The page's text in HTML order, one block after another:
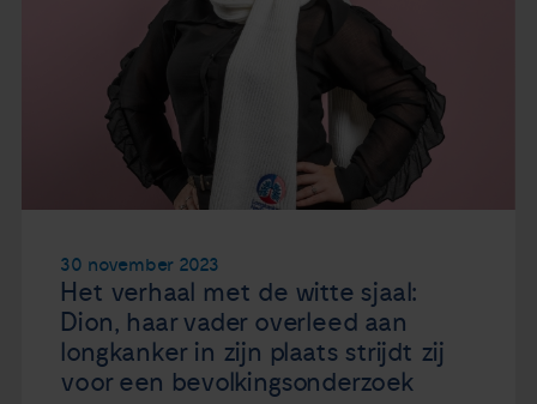
30 november 2023
Het verhaal met de witte sjaal:
Dion, haar vader overleed aan
longkanker in zijn plaats strijdt zij
voor een bevolkingsonderzoek